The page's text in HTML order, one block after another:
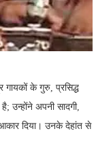
के गुरु, प्रसिद्ध
उन्होंने अपनी सादगी,
दिया। उनके देहांत से